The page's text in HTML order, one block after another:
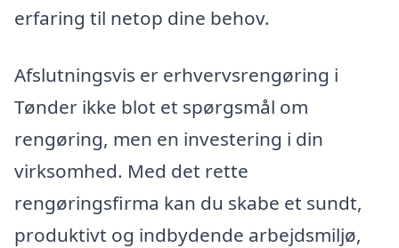
erfaring til netop dine behov.
Afslutningsvis er erhvervsrengøring i
Tønder ikke blot et spørgsmål om
rengøring, men en investering i din
virksomhed. Med det rette
rengøringsfirma kan du skabe et sundt,
produktivt og indbydende arbejdsmiljø,